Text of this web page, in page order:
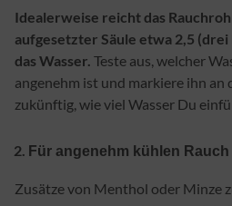
Idealerweise reicht das
aufgesetzter Säule etwa 2,5
das Wasser. Teste aus, welcher
angenehm ist und markiere ihn
zukünftig, wie viel Wasser Du
Für angenehm kühlen
Zusätze von Menthol oder Minze